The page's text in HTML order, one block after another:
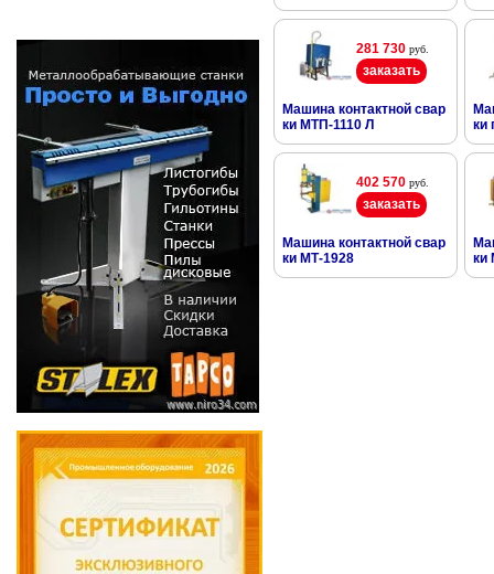
281 730 руб.
заказать
Машина контактной свар
ки МТП-1110 Л
ки
402 570 руб.
заказать
Машина контактной свар
ки МТ-1928
ки